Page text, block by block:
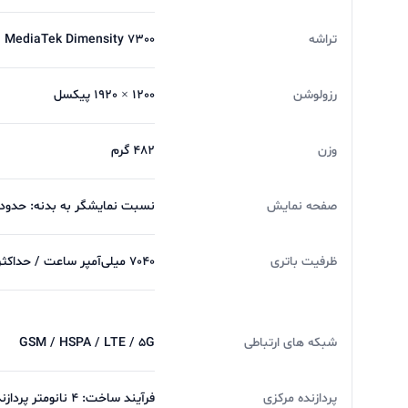
تراشه MediaTek Dimensity 7300
رزولوشن 1200 × 1920 پیکسل
وزن 482 گرم
صفحه نمایش نسبت نمایشگر به بدنه: حدود 80.9 درصد نمایش رنگ: 16.7 میلیون
ظرفیت باتری 7040 میلی‌آمپر ساعت / حداکثر توان شارژ: 25 وات پشتیبانی از شارژ سریع: دارد درگاه شارژ: USB Type‑C 2.0
شبکه های ارتباطی GSM / HSPA / LTE / 5G
پردازنده مرکزی فرآیند ساخت: 4 نانومتر پردازنده مرکزی: 8 هسته‌ای ترکیب هسته‌ها: 4 هسته 2.5 گیگاهرتز Cortex‑A78 4 هسته 2.0 گیگاهرتز Cortex‑A55